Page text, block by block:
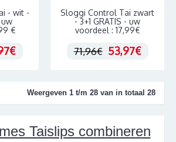
- wit -
uw
€
Sloggi Control Tai zwart
- 3+1 GRATIS - uw
voordeel : 17,99€
71,96€ 53,97€
Weergeven 1 t/m 28 van in totaal 28
Taislips combineren